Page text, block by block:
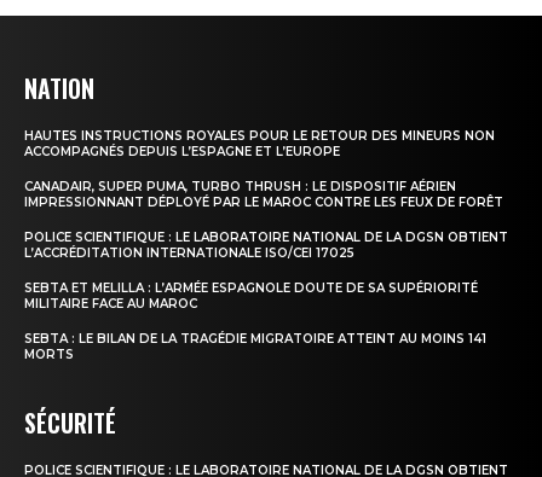
NATION
HAUTES INSTRUCTIONS ROYALES POUR LE RETOUR DES MINEURS NON
ACCOMPAGNÉS DEPUIS L’ESPAGNE ET L’EUROPE
CANADAIR, SUPER PUMA, TURBO THRUSH : LE DISPOSITIF AÉRIEN
IMPRESSIONNANT DÉPLOYÉ PAR LE MAROC CONTRE LES FEUX DE FORÊT
POLICE SCIENTIFIQUE : LE LABORATOIRE NATIONAL DE LA DGSN OBTIENT
L’ACCRÉDITATION INTERNATIONALE ISO/CEI 17025
SEBTA ET MELILLA : L’ARMÉE ESPAGNOLE DOUTE DE SA SUPÉRIORITÉ
MILITAIRE FACE AU MAROC
SEBTA : LE BILAN DE LA TRAGÉDIE MIGRATOIRE ATTEINT AU MOINS 141
MORTS
SÉCURITÉ
POLICE SCIENTIFIQUE : LE LABORATOIRE NATIONAL DE LA DGSN OBTIENT